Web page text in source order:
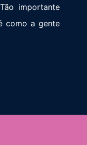
importante
como a gente